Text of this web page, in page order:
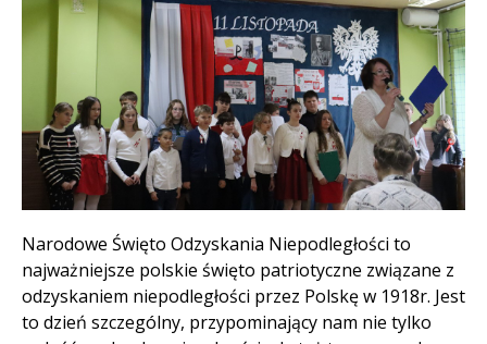
Treść
Narodowe Święto Odzyskania Niepodległości to
najważniejsze polskie święto patriotyczne związane z
odzyskaniem niepodległości przez Polskę w 1918r. Jest
to dzień szczególny, przypominający nam nie tylko